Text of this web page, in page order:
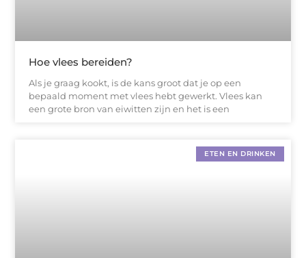
Hoe vlees bereiden?
Als je graag kookt, is de kans groot dat je op een
bepaald moment met vlees hebt gewerkt. Vlees kan
een grote bron van eiwitten zijn en het is een
ETEN EN DRINKEN